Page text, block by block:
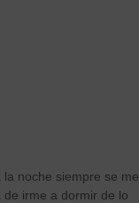
noche siempre se me
irme a dormir de lo